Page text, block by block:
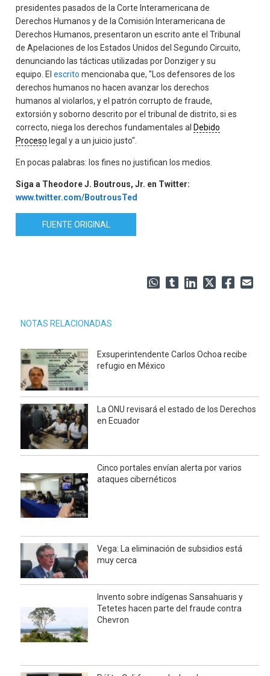
presidentes pasados de la Corte Interamericana de
Derechos Humanos y de la Comisión Interamericana de
Derechos Humanos, presentaron un escrito ante el Tribunal
de Apelaciones de los Estados Unidos del Segundo Circuito,
denunciando las tácticas utilizadas por Donziger y su
equipo. Elescrito mencionaba que, "Los defensores de los
derechos humanos no hacen avanzar los derechos
humanos al violarlos, y el patrón corrupto de fraude,
extorsión y soborno descrito por el tribunal de distrito, si es
correcto, niega los derechos fundamentales al Debido
Proceso legal y a un juicio justo".
En pocas palabras: los fines no justifican los medios.
Siga a Theodore J. Boutrous, Jr. en Twitter:
www.twitter.com/BoutrousTed
FUENTE ORIGINAL
NOTAS RELACIONADAS
Exsuperintendente Carlos Ochoa recibe
refugio en México
La ONU revisará el estado de los Derechos
en Ecuador
Cinco portales envían alerta por varios
ataques cibernéticos
Vega: La eliminación de subsidios está
muy cerca
Invento sobre indígenas Sansahuaris y
Tetetes hacen parte del fraude contra
Chevron